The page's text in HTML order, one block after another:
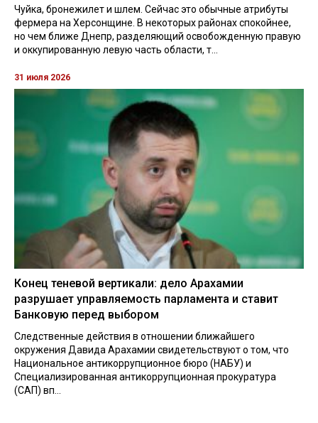
Чуйка, бронежилет и шлем. Сейчас это обычные атрибуты
фермера на Херсонщине. В некоторых районах спокойнее,
но чем ближе Днепр, разделяющий освобожденную правую
и оккупированную левую часть области, т...
31 июля 2026
Конец теневой вертикали: дело Арахамии
разрушает управляемость парламента и ставит
Банковую перед выбором
Следственные действия в отношении ближайшего
окружения Давида Арахамии свидетельствуют о том, что
Национальное антикоррупционное бюро (НАБУ) и
Специализированная антикоррупционная прокуратура
(САП) вп...